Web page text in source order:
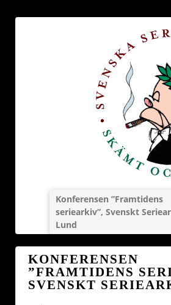
Konferensen ”Framtidens
seriearkiv”, Svenskt
Lund
KONFERENSEN
”FRAMTIDENS
SVENSKT